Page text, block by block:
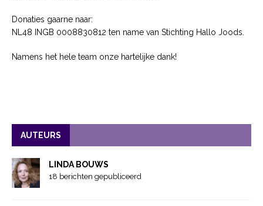
Donaties gaarne naar:
NL48 INGB 0008830812 ten name van Stichting Hallo Joods.
Namens het hele team onze hartelijke dank!
AUTEURS
LINDA BOUWS
18 berichten gepubliceerd